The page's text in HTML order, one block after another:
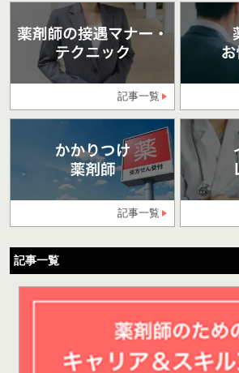
記事一覧
記事一覧
記事一覧